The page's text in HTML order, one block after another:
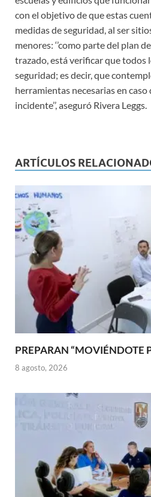
con el objetivo de que estas
medidas de seguridad, al ser
menores: ‘’como parte del plan
trazado, está verificar que todos
seguridad; es decir, que
herramientas necesarias en
incidente’’, aseguró Rivera Leggs.
ARTÍCULOS
PREPARAN “MOVIÉNDOTE
8 agosto, 2026